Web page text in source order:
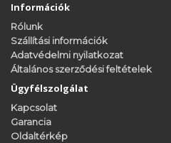
Információk
Rólunk
Szállítási információk
Adatvédelmi nyilatkozat
Általános szerződési feltételek
Ügyfélszolgálat
Kapcsolat
Garancia
Oldaltérkép